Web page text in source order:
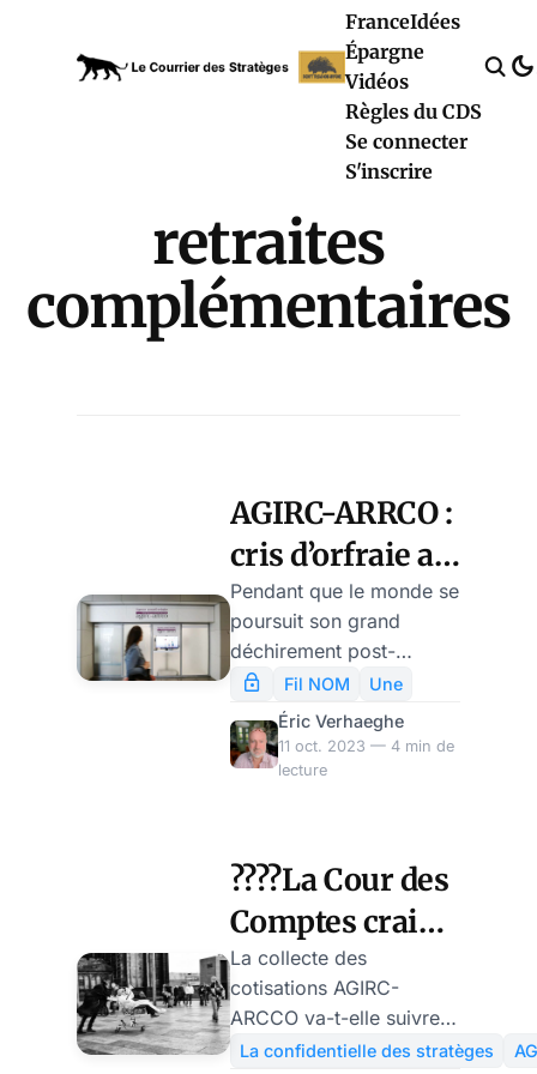
FranceIdées
Épargne
Vidéos
Règles du CDS
Se connecter
S'inscrire
retraites
complémentaires
AGIRC-ARRCO :
cris d’orfraie au
bal des faux-
culs
Pendant que le monde se
poursuit son grand
déchirement post-
moderne, tournant la
page des habits
désormais trop grands
de 1945, les querelles
discussions budgétaires
qui occuperont le pays
jusqu’à la fin de l’année.
Sous les lambris dorés
d’une République qui
ressemble de plus en
plus à l’empire byzantin,
Fil NOM
Une
Éric Verhaeghe
11 oct. 2023 — 4 min de
lecture
????La Cour des
Comptes craint
une
catastrophe
industrielle sur
La collecte des
cotisations AGIRC-
ARCCO va-t-elle suivre
le même chemin que feu
La confidentielle des stratèges